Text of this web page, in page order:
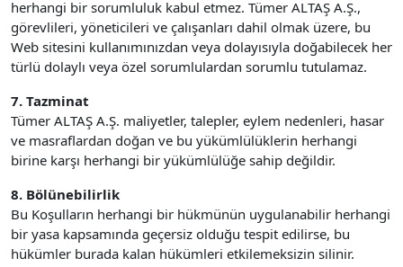
herhangi bir sorumluluk kabul etmez. Tümer ALTAŞ A.Ş.,
görevlileri, yöneticileri ve çalışanları dahil olmak üzere, bu
Web sitesini kullanımınızdan veya dolayısıyla doğabilecek her
türlü dolaylı veya özel sorumlulardan sorumlu tutulamaz.
7. Tazminat
Tümer ALTAŞ A.Ş. maliyetler, talepler, eylem nedenleri, hasar
ve masraflardan doğan ve bu yükümlülüklerin herhangi
birine karşı herhangi bir yükümlülüğe sahip değildir.
8. Bölünebilirlik
Bu Koşulların herhangi bir hükmünün uygulanabilir herhangi
bir yasa kapsamında geçersiz olduğu tespit edilirse, bu
hükümler burada kalan hükümleri etkilemeksizin silinir.